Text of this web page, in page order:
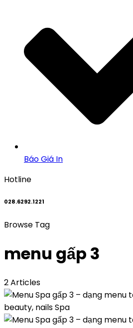
Báo Giá In
Hotline
028.6292.1221
Browse Tag
menu gấp 3
2 Articles